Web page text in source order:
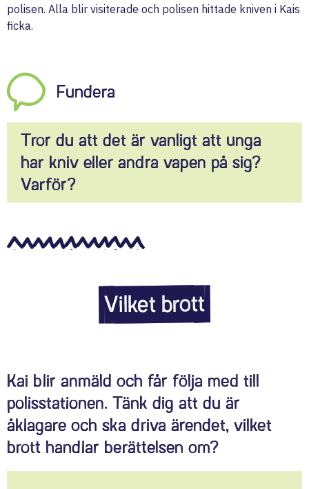
polisen. Alla blir visiterade och polisen hittade kniven i Kais
ficka.
Fundera
Tror du att det är vanligt att unga
har kniv eller andra vapen på sig?
Varför?
Vilket brott
Kai blir anmäld och får följa med till
polisstationen. Tänk dig att du är
åklagare och ska driva ärendet, vilket
brott handlar berättelsen om?